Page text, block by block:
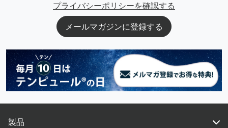
プライバシーポリシーを確認する
メールマガジンに登録する
製品